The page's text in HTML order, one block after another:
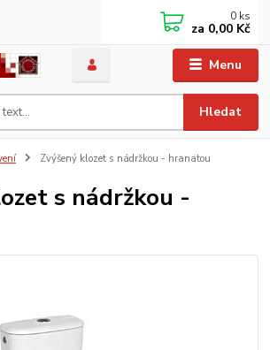
Menu
Hledat
0 ks
za 0,00 Kč
Zvýšený klozet s nádržkou - hranatou
s nádržkou -